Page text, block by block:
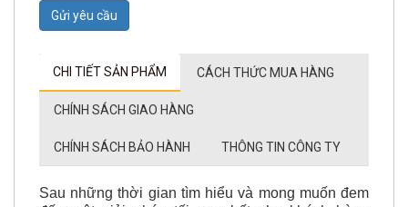
CHI TIẾT SẢN PHẨM
CHÍNH SÁCH BẢO HÀNH THÔNG TIN CÔNG TY